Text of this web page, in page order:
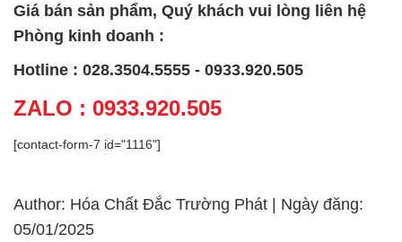
Giá bán sản phẩm, Quý khách vui lòng liên hệ
Phòng kinh doanh :
Hotline : 028.3504.5555 - 0933.920.505
ZALO : 0933.920.505
[contact-form-7 id="1116"]
Author: Hóa Chất Đắc Trường Phát | Ngày đăng:
05/01/2025